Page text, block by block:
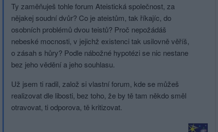
Ty zaměňuješ tohle forum Ateistická společnost, za
nějakej soudní dvůr? Co je ateistům, tak říkajíc, do
osobních problémů dvou teistů? Proč nepožádáš
nebeské mocnosti, v jejichž existenci tak usilovně věříš,
o zásah s hůry? Podle nábožné hypotézi se nic nestane
bez jeho vědění a jeho souhlasu.
Už jsem ti radil, založ si vlastní forum, kde se můžeš
realizovat dle libosti, bez toho, že by tě tam někdo směl
otravovat, ti odporova, tě kritizovat.